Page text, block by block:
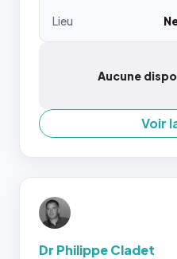
Lieu
Aucune
Voir
Dr Philippe Cladet